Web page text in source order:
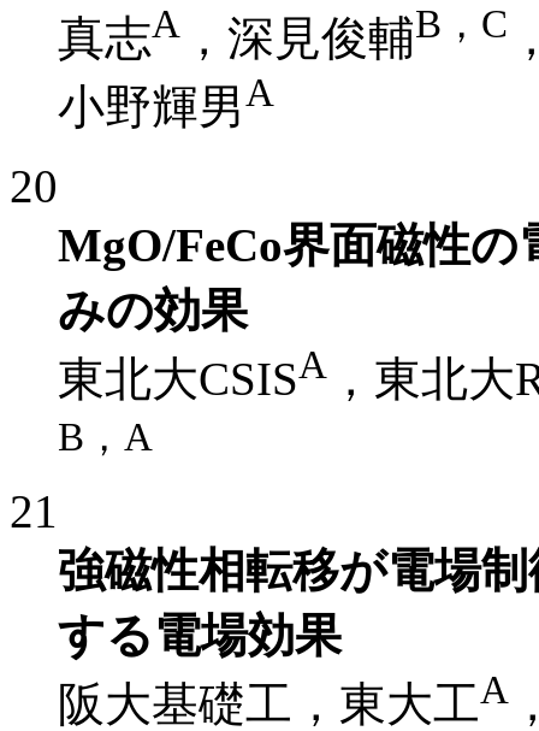
真志A ，深見俊輔B，C
小野輝男A
20
MgO/FeCo界面磁性
みの効果
東北大CSISA ，東北大
B，A
21
強磁性相転移が電場
する電場効果
阪大基礎工，東大工A